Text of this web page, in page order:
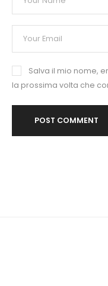
Salva il mio nome,
la prossima volta che
POST COMMENT